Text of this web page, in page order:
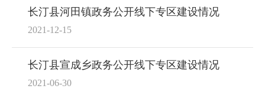
2021-12-15
长汀县河田镇政务公开线下专区建设情况
2021-06-30
长汀县宣成乡政务公开线下专区建设情况